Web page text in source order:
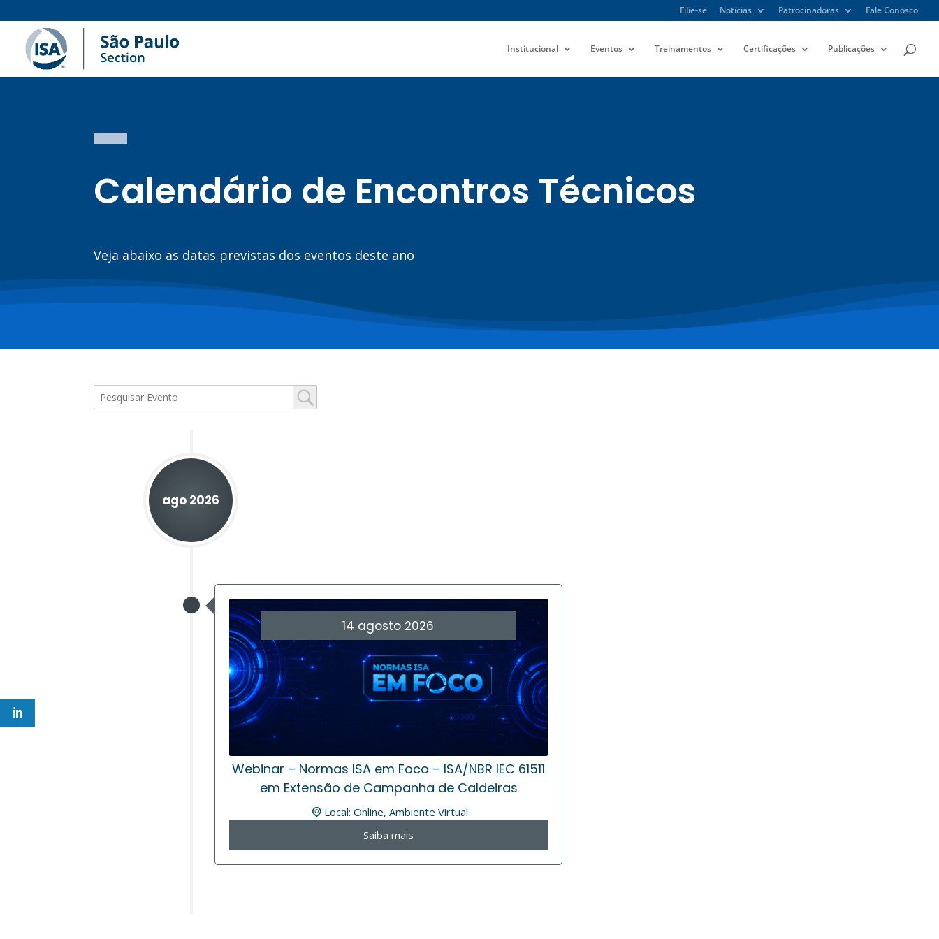
Filie-se Notícias Patrocinadoras Fale Conosco
Institucional Eventos Treinamentos Certificações Publicações
Calendário de Encontros Técnicos
Veja abaixo as datas previstas dos eventos deste ano
ago 2026
14 agosto 2026
Webinar – Normas ISA em Foco – ISA/NBR IEC 61511
em Extensão de Campanha de Caldeiras
Local: Online, Ambiente Virtual
Saiba mais